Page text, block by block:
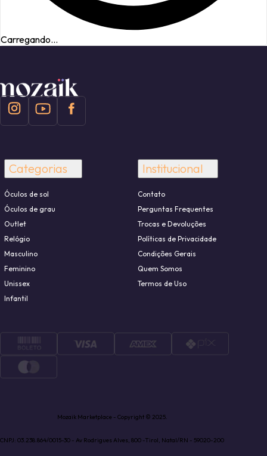
Carregando...
Categorias
Óculos de sol
Óculos de grau
Outlet
Relógio
Masculino
Feminino
Unissex
Infantil
Institucional
Contato
Perguntas Frequentes
Trocas e Devoluções
Políticas de Privacidade
Condições Gerais
Quem Somos
Termos de Uso
Mozaik Marketplace - Copyright © 2025.
CNPJ: 03.238.864/0015-30 - Av Rodrigues Alves, 800 -Tirol, Natal/RN - 59020-200